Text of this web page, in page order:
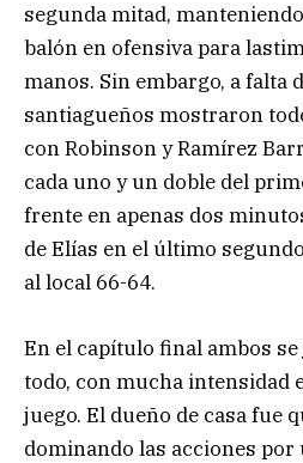
segunda mitad,
balón en ofensiva para
manos. Sin embargo, a falta
santiagueños mostraron
con Robinson y Ramírez
cada uno y un doble del
frente en apenas dos
de Elías en el último
al local 66-64.
En el capítulo final ambos
todo, con mucha intensidad
juego. El dueño de casa fue
dominando las acciones